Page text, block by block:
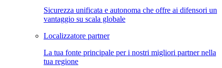
Sicurezza unificata e autonoma che offre ai difensori un
vantaggio su scala globale
Localizzatore partner
La tua fonte principale per i nostri migliori partner nella
tua regione